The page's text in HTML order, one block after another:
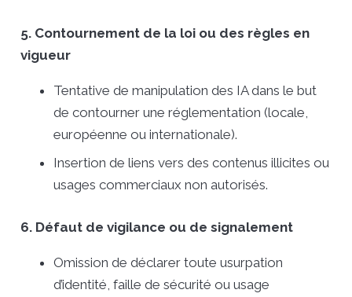
5. Contournement de la loi ou des règles en
vigueur
Tentative de manipulation des IA dans le but
de contourner une réglementation (locale,
européenne ou internationale).
Insertion de liens vers des contenus illicites ou
usages commerciaux non autorisés.
6. Défaut de vigilance ou de signalement
Omission de déclarer toute usurpation
d’identité, faille de sécurité ou usage